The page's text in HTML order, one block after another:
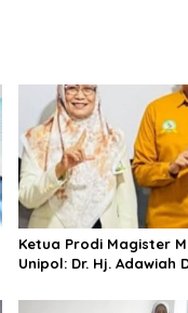
Ketua Prodi Magister
Unipol: Dr. Hj. Adawiah
Unggul
Setelah 72 Community, Kini
Wanemo Nyatakan
Pada Pasangan
Di Politik | Agustus 12, 2024